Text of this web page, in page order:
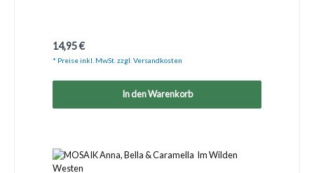
Regulärer Preis:
14,95 €
* Preise inkl. MwSt. zzgl. Versandkosten
In den Warenkorb